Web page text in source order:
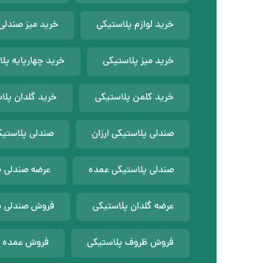
خرید لوازم پلاستیکی خرید میز
خرید میز پلاستیکی خرید چهارپایه
خرید کلمن پلاستیکی خرید گلدان
صندلی پلاستیکی ارزان صندلی
صندلی پلاستیکی عمده عرضه صندلی
عرضه گلدان پلاستیکی فروش صندلی
فروش ظروف پلاستیکی فروش عمده